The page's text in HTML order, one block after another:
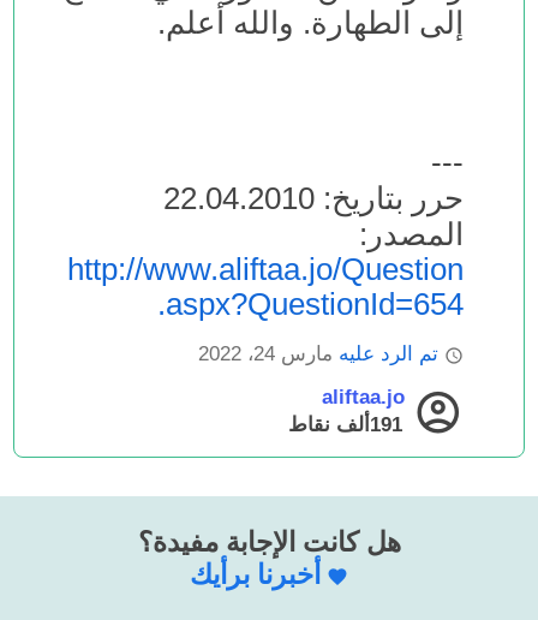
إلى الطهارة. والله أعلم.
---
حرر بتاريخ: 22.04.2010
المصدر:
http://www.aliftaa.jo/Question
.aspx?QuestionId=654
تم الرد عليه مارس 24، 2022
aliftaa.jo
191ألف
نقاط
هل كانت الإجابة مفيدة؟
أخبرنا برأيك